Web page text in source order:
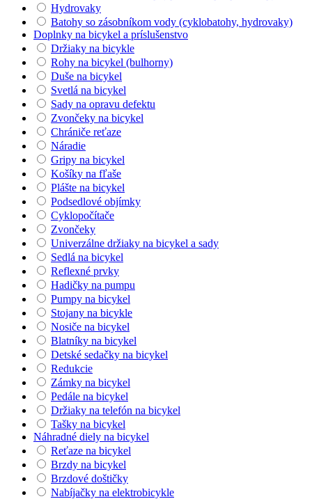
Hydrovaky
Batohy so zásobníkom vody (cyklobatohy, hydrovaky)
Doplnky na bicykel a príslušenstvo
Držiaky na bicykle
Rohy na bicykel (bulhorny)
Duše na bicykel
Svetlá na bicykel
Sady na opravu defektu
Zvončeky na bicykel
Chrániče reťaze
Náradie
Gripy na bicykel
Košíky na fľaše
Plášte na bicykel
Podsedlové objímky
Cyklopočítače
Zvončeky
Univerzálne držiaky na bicykel a sady
Sedlá na bicykel
Reflexné prvky
Hadičky na pumpu
Pumpy na bicykel
Stojany na bicykle
Nosiče na bicykel
Blatníky na bicykel
Detské sedačky na bicykel
Redukcie
Zámky na bicykel
Pedále na bicykel
Držiaky na telefón na bicykel
Tašky na bicykel
Náhradné diely na bicykel
Reťaze na bicykel
Brzdy na bicykel
Brzdové doštičky
Nabíjačky na elektrobicykle